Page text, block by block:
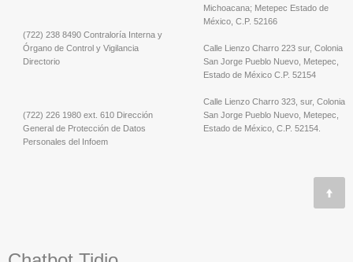
(722) 238 8490 Contraloría Interna y
Órgano de Control y Vigilancia
Directorio
(722) 226 1980 ext. 610 Dirección
General de Protección de Datos
Personales del Infoem
Michoacana; Metepec Estado de
México, C.P. 52166
Calle Lienzo Charro 223 sur, Colonia
San Jorge Pueblo Nuevo, Metepec,
Estado de México C.P. 52154
Calle Lienzo Charro 323, sur, Colonia
San Jorge Pueblo Nuevo, Metepec,
Estado de México, C.P. 52154.